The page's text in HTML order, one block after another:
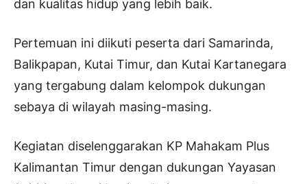
dan kualitas hidup yang lebih baik.
Pertemuan ini diikuti peserta dari Samarinda,
Balikpapan, Kutai Timur, dan Kutai Kartanegara
yang tergabung dalam kelompok dukungan
sebaya di wilayah masing-masing.
Kegiatan diselenggarakan KP Mahakam Plus
Kalimantan Timur dengan dukungan Yayasan